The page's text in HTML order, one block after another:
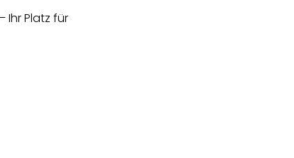
Ihr Platz für